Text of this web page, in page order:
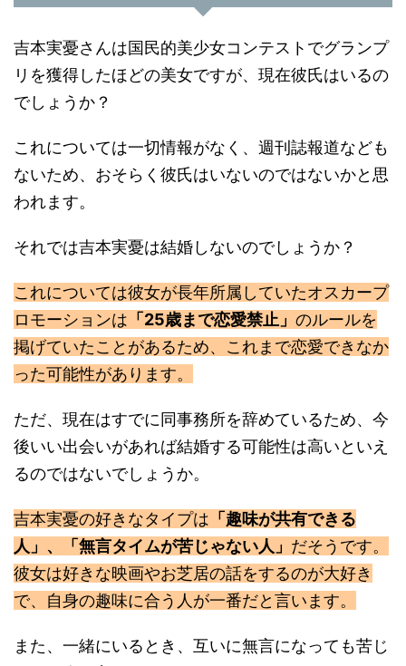
吉本実憂さんは国民的美少女コンテストでグランプ
リを獲得したほどの美女ですが、現在彼氏はいるの
でしょうか？
これについては一切情報がなく、週刊誌報道なども
ないため、おそらく彼氏はいないのではないかと思
われます。
それでは吉本実憂は結婚しないのでしょうか？
これについては彼女が長年所属していたオスカープ
ロモーションは 「25歳まで恋愛禁止」 のルールを
掲げていたことがあるため、これまで恋愛できなか
った可能性があります。
ただ、現在はすでに同事務所を辞めているため、今
後いい出会いがあれば結婚する可能性は高いといえ
るのではないでしょうか。
吉本実憂の好きなタイプは 「趣味が共有できる
人」、「無言タイムが苦じゃない人」 だそうです。
彼女は好きな映画やお芝居の話をするのが大好き
で、自身の趣味に合う人が一番だと言います。
また、一緒にいるとき、互いに無言になっても苦じ